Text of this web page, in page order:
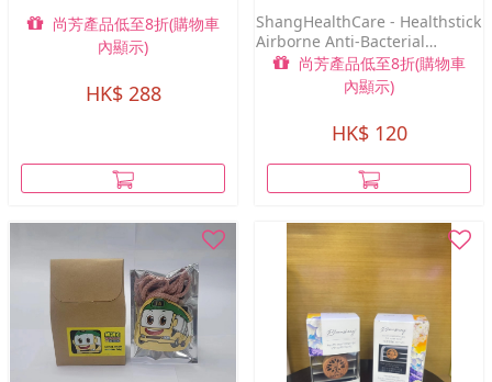
尚芳產品低至8折(購物車
內顯示)
HK$ 288
ShangHealthCare - Healthstick
Airborne Anti-Bacterial
Diffuser尚芳產品低至8折(購物車
內顯示)
HK$ 120